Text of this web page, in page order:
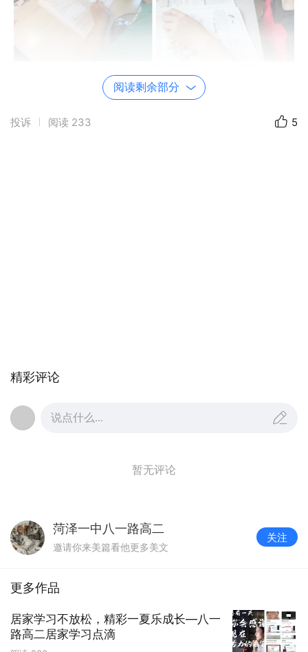
为了让孩子居家学习期间的疑惑能够得
到解答，每周末每学科都会召开答疑视频
课。
阅读剩余部分
投诉 阅读 233 5
精彩评论
说点什么...
暂无评论
菏泽一中八一路高二
邀请你来美篇看他更多美文
关注
更多作品
居家学习不放松，精彩一夏乐成长—八一
路高二居家学习点滴